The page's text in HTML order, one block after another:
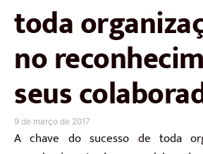
toda
no
seus
9 de março de 2017
A chave do sucesso de toda